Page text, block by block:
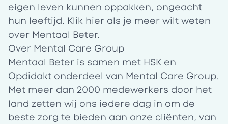
eigen leven kunnen oppakken, ongeacht
hun leeftijd. Klik hier als je meer wilt weten
over Mentaal Beter.
Over Mental Care Group
Mentaal Beter is samen met HSK en
Opdidakt onderdeel van Mental Care Group.
Met meer dan 2000 medewerkers door het
land zetten wij ons iedere dag in om de
beste zorg te bieden aan onze cliënten, van